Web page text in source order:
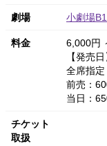
劇場 小劇場B1
料金
6,000円
【発売
全席指定
前売：
当日：
チケット
取扱